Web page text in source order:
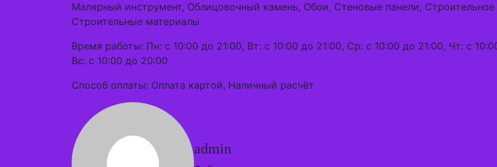
Малярный инструмент, Облицовочный камень, Обои, Стеновые панели,
Строительные материалы
Время работы: Пн: с 10:00 до 21:00, Вт: с 10:00 до 21:00, Ср: с 10:00 до 21:00, Чт: с
Вс: с 10:00 до 20:00
Способ оплаты: Оплата картой, Наличный расчёт
admin